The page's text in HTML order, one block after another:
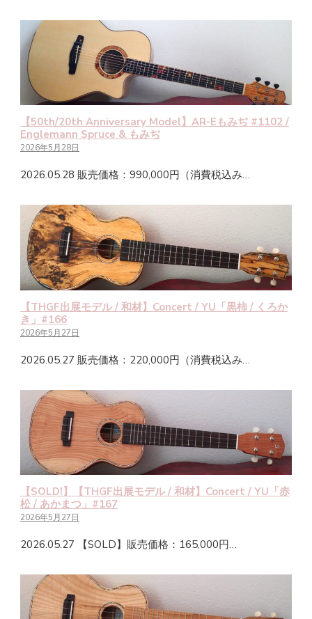
【50th/20th Anniversary Model】AR-Eもみぢ #1102 /
Englemann Spruce & もみぢ
2026年5月28日
2026.05.28 販売価格：990,000円（消費税込み…
【THGF出展モデル / 和材】Concert / YU「黒柿 / くろか
き」#166
2026年5月27日
2026.05.27 販売価格：220,000円（消費税込み…
【SOLD!】【THGF出展モデル / 和材】Concert / YU「赤
松 / あかまつ」#167
2026年5月27日
2026.05.27 【SOLD】販売価格：165,000円…